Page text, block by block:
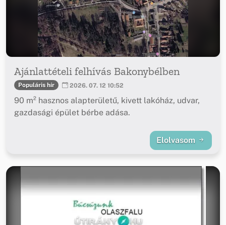
Ajánlattételi felhívás Bakonybélben
Populáris hír 2026. 07. 12 10:52
90 m² hasznos alapterületű, kivett lakóház, udvar,
gazdasági épület bérbe adása.
Elolvasom